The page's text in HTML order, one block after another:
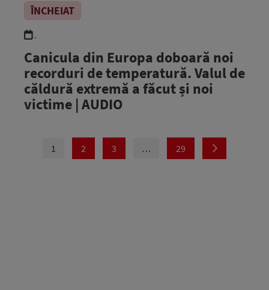
ÎNCHEIAT
.
Canicula din Europa doboară noi
recorduri de temperatură. Valul de
căldură extremă a făcut și noi
victime | AUDIO
1 2 3 … 29